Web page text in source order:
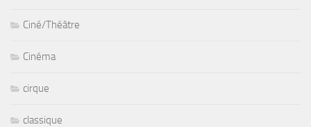
Ciné/Théâtre
Cinéma
cirque
classique